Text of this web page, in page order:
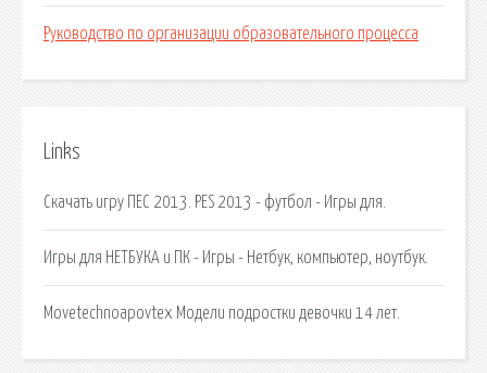
Руководство по организации образовательного процесса
Links
Cкачать игру ПЕС 2013. PES 2013 - футбол - Игры для.
Игры для НЕТБУКА и ПК - Игры - Нетбук, компьютер, ноутбук.
Movetechnoapovtex Модели подростки девочки 14 лет.